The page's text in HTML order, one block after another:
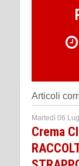
Articoli
Martedì 06
Crema